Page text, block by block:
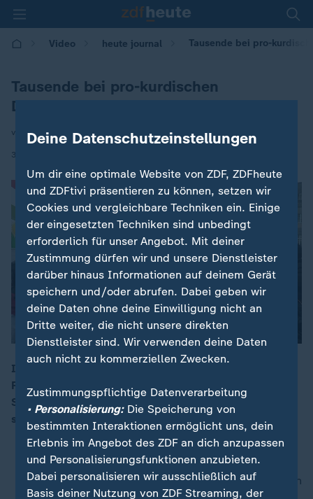
Video heute journal Tausende bei pro-
Tausende bei pro-kurdischen
Demonstrationen
von Alexander Schwinning
31.01.2026 | 21:45
00:16
In Syrien scheint es eine Einigung zwischen der
Regierung in Damaskus und den kurdisch angeführten
SDF zu geben. Doch viele Exil-Kurden in Deutschland
sind skeptisch.
nach oben
Deine Datenschutzeinstellungen
Um dir eine optimale Website von ZDF, ZDFheute
und ZDFtivi präsentieren zu können, setzen wir
Cookies und vergleichbare Techniken ein. Einige
der eingesetzten Techniken sind unbedingt
erforderlich für unser Angebot. Mit deiner
Zustimmung dürfen wir und unsere Dienstleister
darüber hinaus Informationen auf deinem Gerät
speichern und/oder abrufen. Dabei geben wir
deine Daten ohne deine Einwilligung nicht an
Dritte weiter, die nicht unsere direkten
Dienstleister sind. Wir verwenden deine Daten
auch nicht zu kommerziellen Zwecken.
Zustimmungspflichtige Datenverarbeitung
• Personalisierung:Die Speicherung von
bestimmten Interaktionen ermöglicht uns, dein
Erlebnis im Angebot des ZDF an dich anzupassen
und Personalisierungsfunktionen anzubieten.
Dabei personalisieren wir ausschließlich auf
Basis deiner Nutzung von ZDF Streaming, der